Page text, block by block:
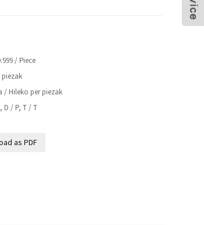
/ Piece
piezak
/ Hileko per piezak
D / P, T / T
as PDF